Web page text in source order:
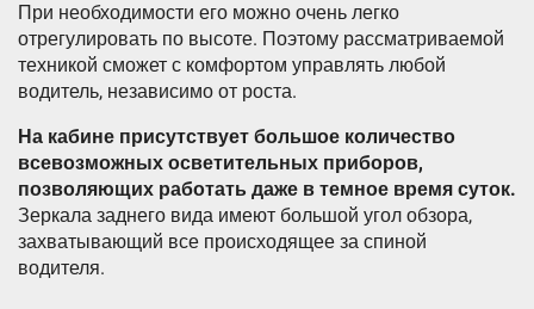
При необходимости его можно очень легко
отрегулировать по высоте. Поэтому рассматриваемой
техникой сможет с комфортом управлять любой
водитель, независимо от роста.
На кабине присутствует большое количество
всевозможных осветительных приборов,
позволяющих работать даже в темное время суток.
Зеркала заднего вида имеют большой угол обзора,
захватывающий все происходящее за спиной
водителя.